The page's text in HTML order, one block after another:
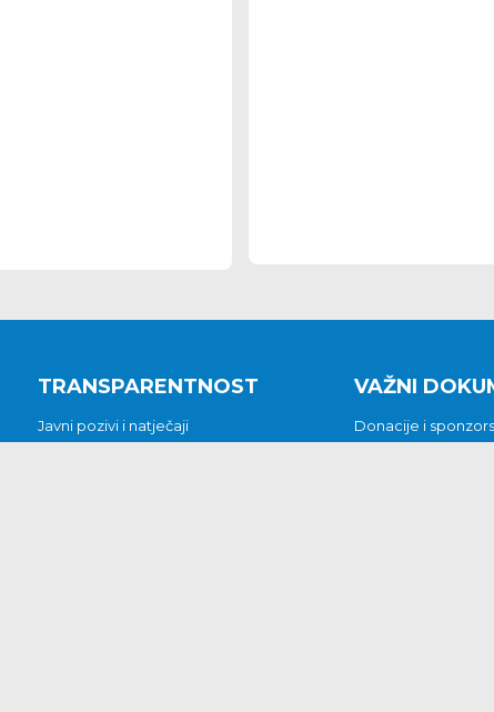
TRANSPARENTNOST
Javni pozivi i natječaji
VAŽNI
Donacije i